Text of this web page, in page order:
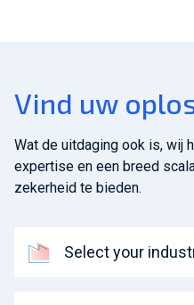
Vind uw
Wat de uitdaging ook is, wij
expertise en een breed
zekerheid te bieden.
Select your